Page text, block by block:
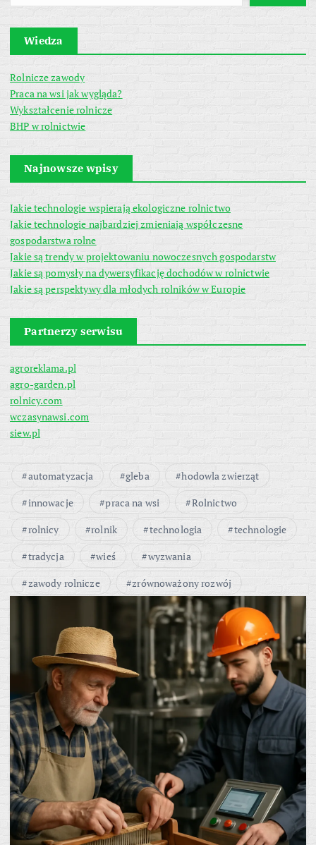
Wiedza
Rolnicze zawody
Praca na wsi jak wygląda?
Wykształcenie rolnicze
BHP w rolnictwie
Najnowsze wpisy
Jakie technologie wspierają ekologiczne rolnictwo
Jakie technologie najbardziej zmieniają współczesne
gospodarstwa rolne
Jakie są trendy w projektowaniu nowoczesnych gospodarstw
Jakie są pomysły na dywersyfikację dochodów w rolnictwie
Jakie są perspektywy dla młodych rolników w Europie
Partnerzy serwisu
agroreklama.pl
agro-garden.pl
rolnicy.com
wczasynawsi.com
siew.pl
automatyzacja gleba
hodowla zwierząt
innowacje
praca na wsi
Rolnictwo
rolnicy
rolnik technologia
technologie
tradycja
wieś
wyzwania
zawody rolnicze
zrównoważony rozwój